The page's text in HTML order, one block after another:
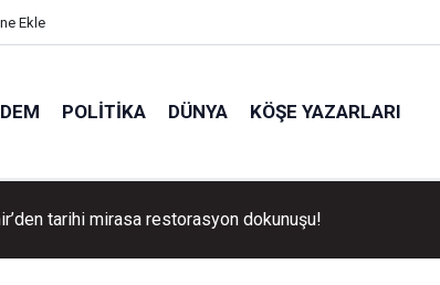
Ekle
POLITIKA DÜNYA KÖŞE YAZARLARI
tarihi mirasa restorasyon dokunuşu!